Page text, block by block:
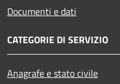
Documenti e dati
CATEGORIE DI SERVIZIO
Anagrafe e stato civile